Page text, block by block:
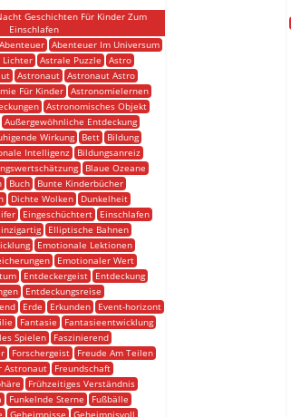
Geschichten Für Kinder Zum
Einschlafen
Abenteuer Abenteuer Im Universum
Lichter Astrale Puzzle
Astro
Astronaut
Astronaut Astro
Für Kinder Astronomielernen
Astronomisches Objekt
Außergewöhnliche Entdeckung
Wirkung Bett
Bildung
Intelligenz
Bildungsanreiz
Blaue Ozeane
Buch
Bunte Kinderbücher
Dichte Wolken
Dunkelheit
Eingeschüchtert
Einschlafen
Elliptische Bahnen
Emotionale Lektionen
Emotionaler Wert
Entdeckergeist
Entdeckung
Entdeckungsreise
Erde Erkunden
Event-horizont
Fantasie
Fantasieentwicklung
Spielen
Faszinierend
Forschergeist
Freude Am Teilen
Astronaut
Freundschaft
Frühzeitiges Verständnis
Funkelnde Sterne
Fußbälle
Geheimnisse
Geheimnisvoll